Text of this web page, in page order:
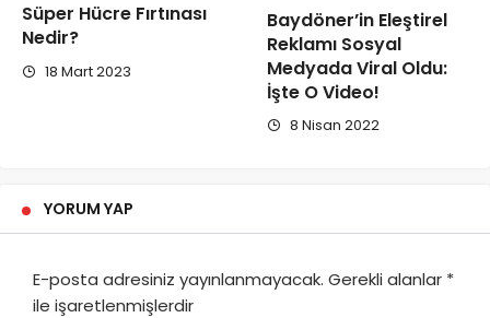
Süper Hücre Fırtınası
Nedir?
18 Mart 2023
Baydöner’in Eleştirel
Reklamı Sosyal
Medyada Viral Oldu:
İşte O Video!
8 Nisan 2022
YORUM YAP
E-posta adresiniz yayınlanmayacak. Gerekli alanlar *
ile işaretlenmişlerdir